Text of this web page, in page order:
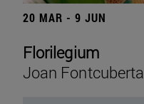
20 MAR - 9 JUN
Florilegium
Joan Fontcuberta